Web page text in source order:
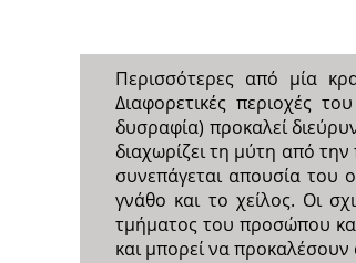
Περισσότερες από μία
Διαφορετικές περιοχές
δυσραφία) προκαλεί
διαχωρίζει τη μύτη από
συνεπάγεται απουσία του
γνάθο και το χείλος. Οι
τμήματος του προσώπου
και μπορεί να